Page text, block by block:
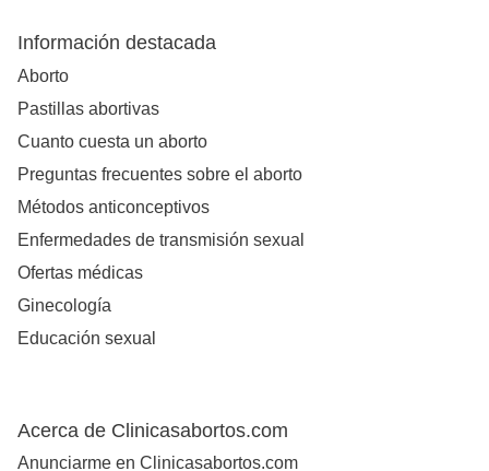
Información destacada
Aborto
Pastillas abortivas
Cuanto cuesta un aborto
Preguntas frecuentes sobre el aborto
Métodos anticonceptivos
Enfermedades de transmisión sexual
Ofertas médicas
Ginecología
Educación sexual
Acerca de Clinicasabortos.com
Anunciarme en Clinicasabortos.com